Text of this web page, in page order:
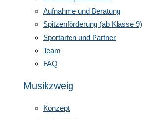
Aufnahme und Beratung
Spitzenförderung (ab Klasse 9)
Sportarten und Partner
Team
FAQ
Musikzweig
Konzept